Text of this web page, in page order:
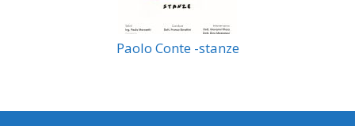
Paolo Conte -stanze